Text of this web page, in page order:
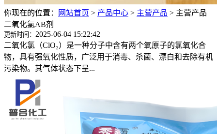
你现在的位置： 网站首页 > 产品中心 > 主营产品 > 主营产品
二氧化氯AB剂
更新时间： 2025-06-04 15:22:42
二氧化氯（ClO₂）是一种分子中含有两个氧原子的氯氧化合
物，具有强氧化性质，广泛用于消毒、杀菌、漂白和去除有机
污染物。其气体状态下呈...